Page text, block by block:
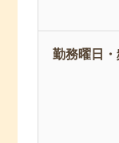
勤務曜日・